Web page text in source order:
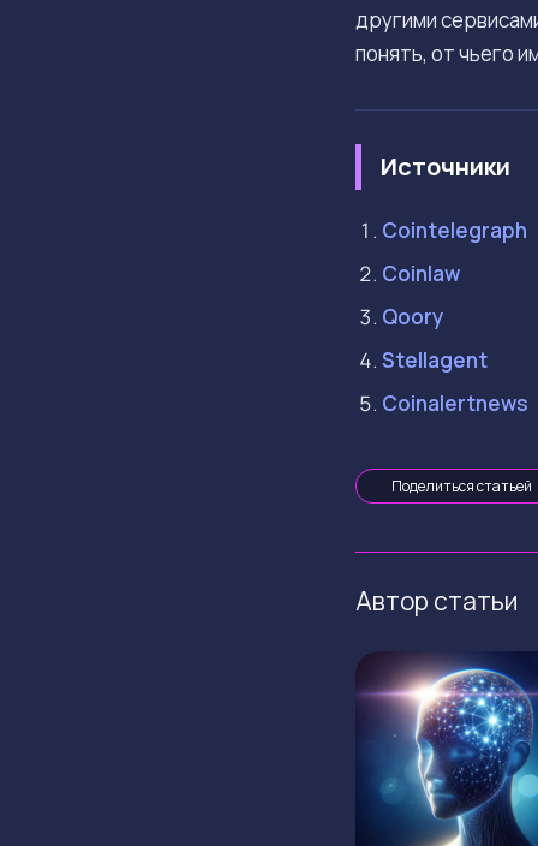
другими
понять, от чьего
Источники
Cointelegraph
Coinlaw
Qoory
Stellagent
Coinalertnews
Поделиться статьей
Автор статьи